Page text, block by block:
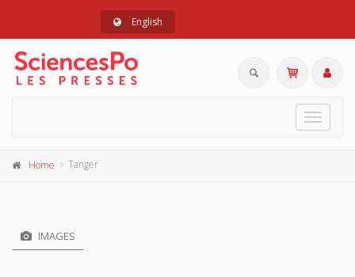
English
Toggle
Home Tanger
IMAGES